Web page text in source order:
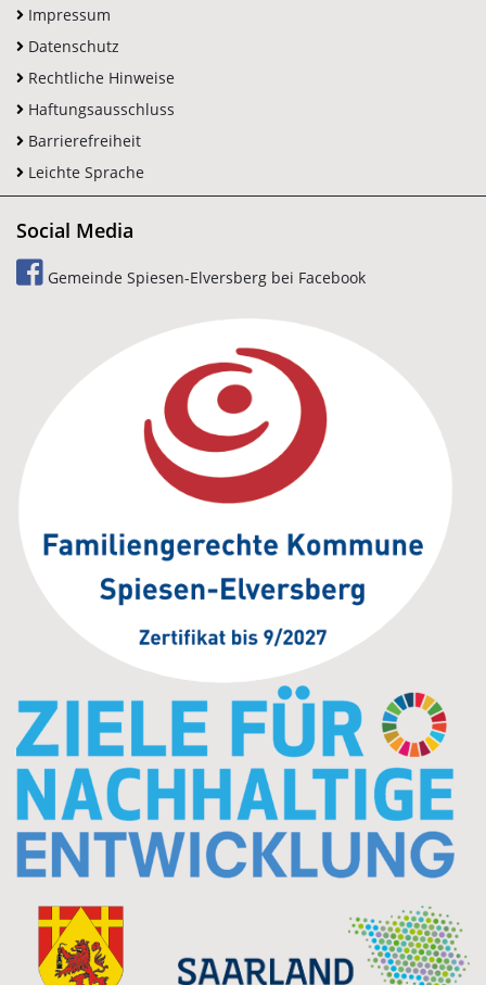
Impressum
Datenschutz
Rechtliche Hinweise
Haftungsausschluss
Barrierefreiheit
Leichte Sprache
Social Media
Gemeinde Spiesen-Elversberg bei Facebook